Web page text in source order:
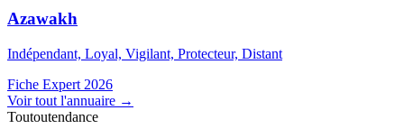
Azawakh
Indépendant, Loyal, Vigilant, Protecteur, Distant
Fiche Expert 2026
Voir tout l'annuaire →
Toutoutendance